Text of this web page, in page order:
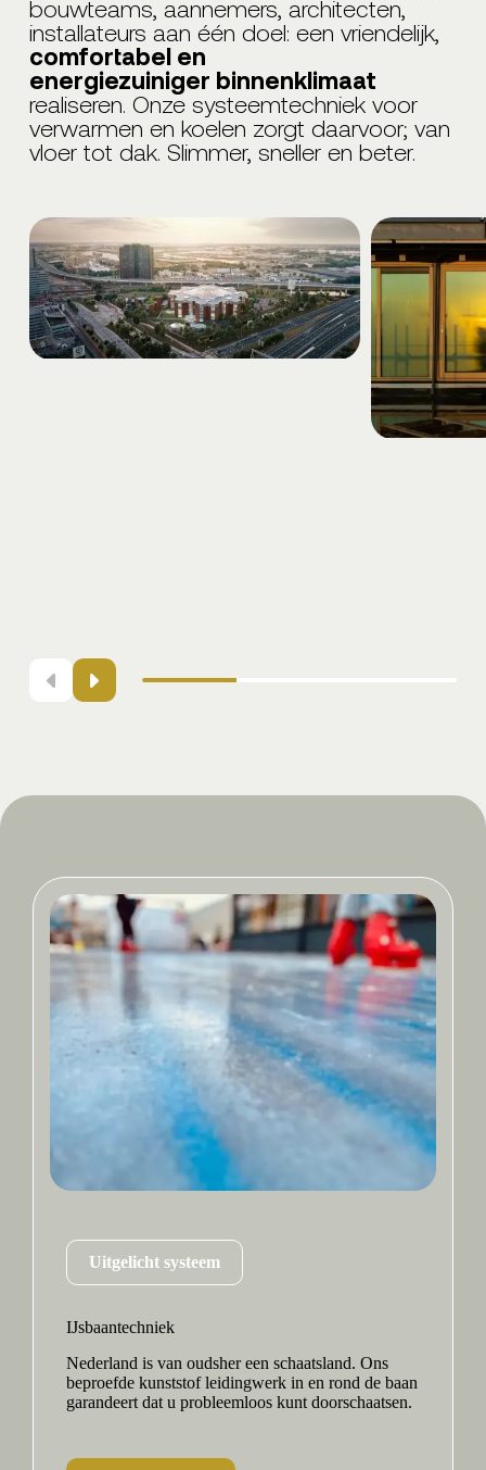
bouwteams, aannemers, architecten,
installateurs aan één doel: een vriendelijk,
comfortabel en
energiezuiniger binnenklimaat
realiseren. Onze systeemtechniek voor
verwarmen en koelen zorgt daarvoor; van
vloer tot dak. Slimmer, sneller en beter.
Uitgelicht systeem
IJsbaantechniek
Nederland is van oudsher een schaatsland. Ons
beproefde kunststof leidingwerk in en rond de baan
garandeert dat u probleemloos kunt doorschaatsen.